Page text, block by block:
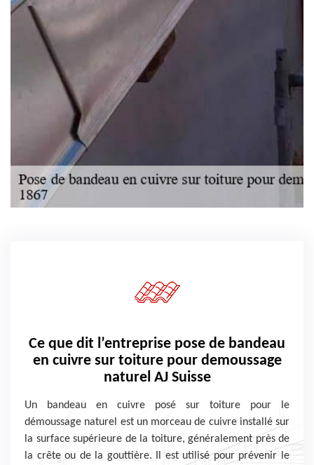
Ce que dit l’entreprise pose de bandeau
en cuivre sur toiture pour demoussage
naturel AJ Suisse
Un bandeau en cuivre posé sur toiture pour le
démoussage naturel est un morceau de cuivre installé sur
la surface supérieure de la toiture, généralement près de
la crête ou de la gouttière. Il est utilisé pour prévenir le